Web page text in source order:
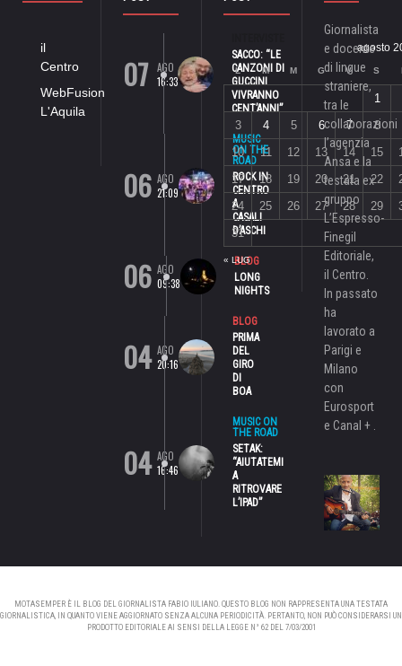
il
Centro
WebFusion
L'Aquila
07
AGO
16:33
SACCO: “LE
CANZONI DI
GUCCINI
VIVRANNO
CENT’ANNI”
06 AGO
21:09
MUSIC
ON THE
ROAD
ROCK IN
CENTRO
A
CASALI
D’ASCHI
06 AGO
09:38
BLOG
LONG
NIGHTS
04 AGO
20:16
BLOG
PRIMA
DEL
GIRO
DI
BOA
04 AGO
16:46
MUSIC ON
THE ROAD
SETAK:
“AIUTATEMI
A
RITROVARE
L’IPAD”
agosto
L M M G V S
« LUG
1
3
4 5 6 7 8
10
11 12 13 14 15
17
18 19 20 21 22
24
25 26 27 28 29
31
Giornalista
e docente
di lingue
straniere,
tra le
collaborazioni
l’agenzia
Ansa e la
testata ex
gruppo
L’Espresso-
Finegil
Editoriale,
il Centro.
In passato
ha
lavorato a
Parigi e
Milano
con
Eurosport
e Canal + .
MOTASEMPER È IL BLOG DEL GIORNALISTA FABIO IULIANO. QUESTO BLOG NON RAPPRESENTA UNA TESTATA
GIORNALISTICA, IN QUANTO VIENE AGGIORNATO SENZA ALCUNA PERIODICITÀ. PERTANTO, NON PUÒ CONSIDERARSI UN
PRODOTTO EDITORIALE AI SENSI DELLA LEGGE N° 62 DEL 7/03/2001